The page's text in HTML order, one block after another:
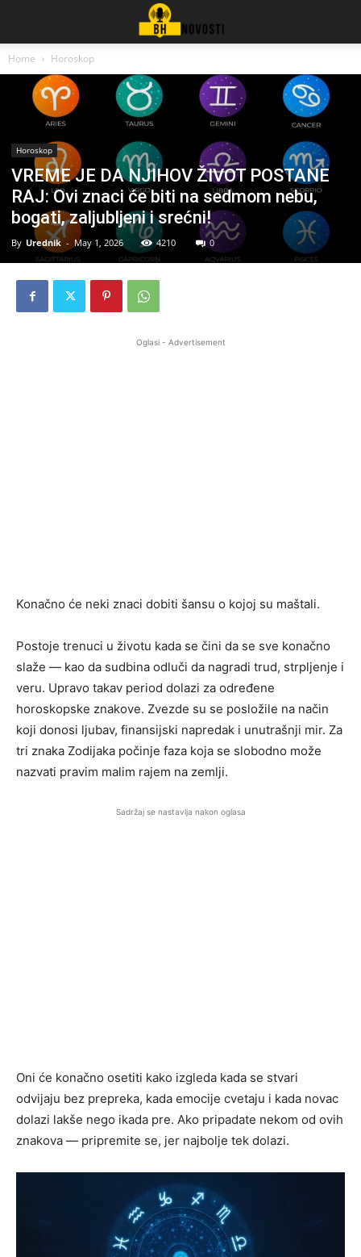
Home Horoskop
Horoskop
VREME JE DA NJIHOV ŽIVOT POSTANE
RAJ: Ovi znaci će biti na sedmom nebu,
bogati, zaljubljeni i srećni!
By Urednik - May 1, 2026 4210 0
Oglasi - Advertisement
Konačno će neki znaci dobiti šansu o kojoj su maštali.
Postoje trenuci u životu kada se čini da se sve konačno
slaže — kao da sudbina odluči da nagradi trud, strpljenje i
veru. Upravo takav period dolazi za određene
horoskopske znakove. Zvezde su se posložile na način
koji donosi ljubav, finansijski napredak i unutrašnji mir. Za
tri znaka Zodijaka počinje faza koja se slobodno može
nazvati pravim malim rajem na zemlji.
Sadržaj se nastavlja nakon oglasa
Oni će konačno osetiti kako izgleda kada se stvari
odvijaju bez prepreka, kada emocije cvetaju i kada novac
dolazi lakše nego ikada pre. Ako pripadate nekom od ovih
znakova — pripremite se, jer najbolje tek dolazi.